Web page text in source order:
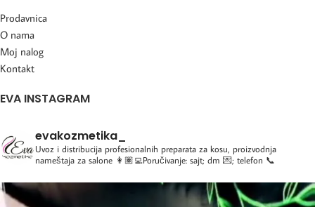
Prodavnica
O nama
Moj nalog
Kontakt
EVA INSTAGRAM
evakozmetika_
Uvoz i distribucija profesionalnih preparata za kosu, proizvodnja
nameštaja za salone 👩🏽‍💻Poručivanje: sajt; dm 💌; telefon 📞